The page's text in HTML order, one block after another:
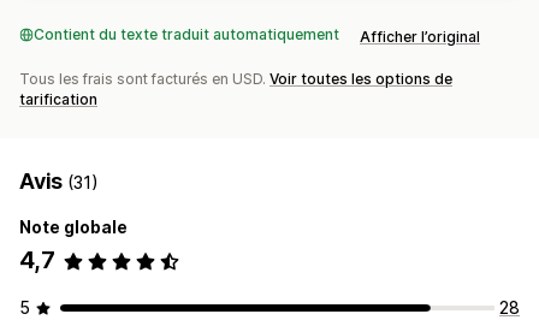
Notifications par e-mail Analyses de données
Contient du texte traduit automatiquement Afficher l’original
Tous les frais sont facturés en USD. Voir toutes les options de
tarification
Avis (31)
Note globale
4,7
5
28